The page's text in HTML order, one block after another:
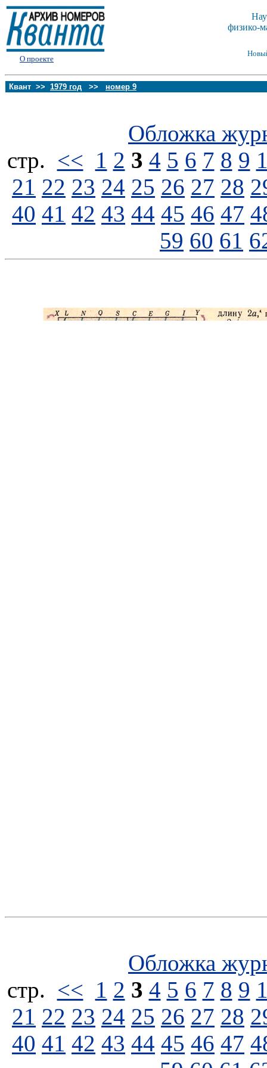
О проекте
физико-
Квант >> 1979 год >> номер 9
Обложка
стp. << 1 2 3 4 5 6 7 8 9
21 22 23 24 25 26 27 28
40 41 42 43 44 45 46 47
59 60 61
Обложка
стp. << 1 2 3 4 5 6 7 8 9
21 22 23 24 25 26 27 28
40 41 42 43 44 45 46 47